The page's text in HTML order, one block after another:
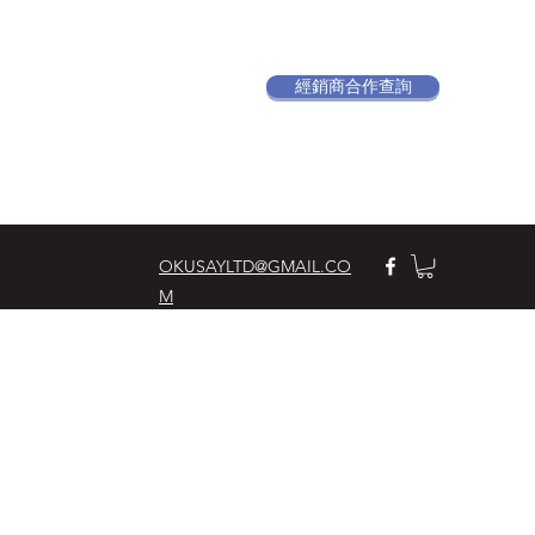
經銷商合作查詢
OKUSAYLTD@GMAIL.CO
M